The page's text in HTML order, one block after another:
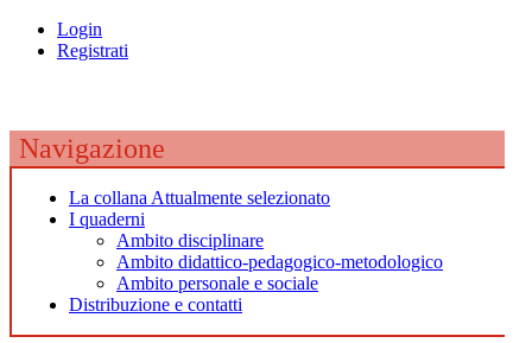
Login
Registrati
Navigazione
La collana Attualmente selezionato
I quaderni
Ambito disciplinare
Ambito didattico-pedagogico-metodologico
Ambito personale e sociale
Distribuzione e contatti